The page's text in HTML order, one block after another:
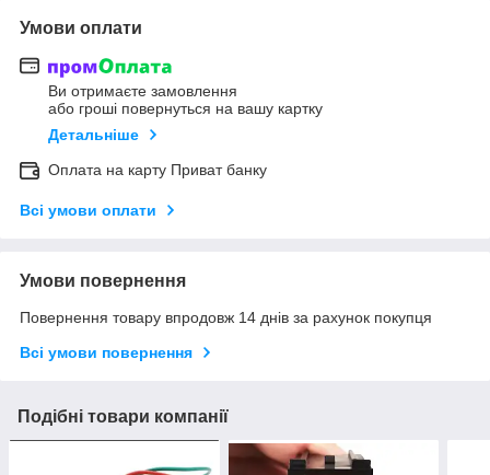
Умови оплати
Ви отримаєте замовлення
або гроші повернуться на вашу картку
Детальніше
Оплата на карту Приват банку
Всі умови оплати
Умови повернення
Повернення товару впродовж 14 днів за рахунок покупця
Всі умови повернення
Подібні товари компанії